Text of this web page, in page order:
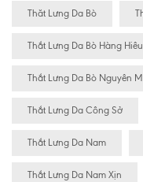
Thăt Lưng Da Bò
Thắt Lưng Da Bò Hàng Hiêu
Thắt Lưng Da Bò Nguyên
Thắt Lưng Da Công Sở
Thắt Lưng Da Nam
Thắt Lưng Da Nam Xịn